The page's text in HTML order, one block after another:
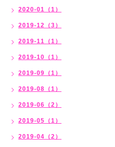
2020-01（1）
2019-12（3）
2019-11（1）
2019-10（1）
2019-09（1）
2019-08（1）
2019-06（2）
2019-05（1）
2019-04（2）